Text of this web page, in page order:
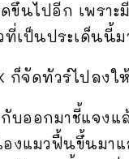
ขึ้นไปอีก เพรา
ที่เป็นประเด็นนี้
ก็จัดทัวร์ไปลงใ
บออกมาชี้แจงแ
งแมวฟื้นขึ้นมาแ